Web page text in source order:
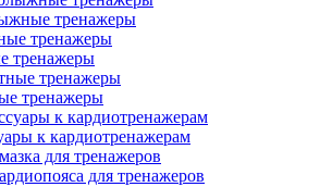
тренажеры
тренажеры
тренажеры
к кардиотренажерам
для тренажеров
для тренажеров